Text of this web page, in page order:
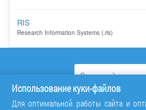
RIS
Research Information Systems (.ris)
Использование куки-файлов
Для оптимальной работы сайта и